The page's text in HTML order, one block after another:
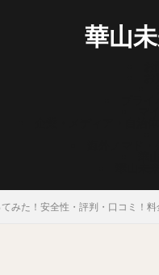
華山
みた！安全性・評判・口コミ！料